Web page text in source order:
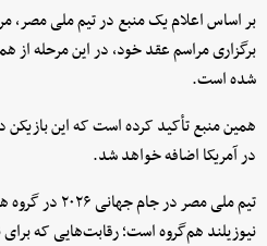
بر اساس اعلام یک منبع در تیم ملی مصر،
برگزاری مراسم عقد خود، در این مرحله از
شده است.
در آمریکا اضافه خواهد شد.
تیم ملی مصر در